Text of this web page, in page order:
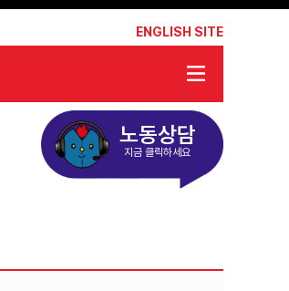
ENGLISH SITE
노동상담
지금 클릭하세요